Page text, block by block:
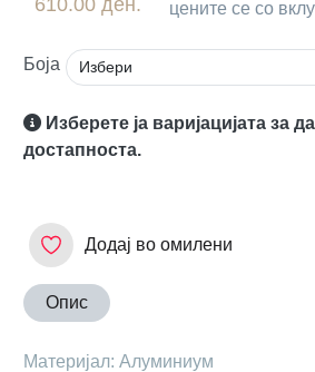
цените се со
Боја
Изберете ја варијацијата за
достапноста.
Додај во омилени
Опис
Maтеријал: Aлуминиум